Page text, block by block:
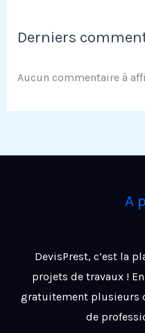
Derniers
Aucun commentaire à
A
DevisPrest, c’est la
projets de travaux !
gratuitement plusieurs
de